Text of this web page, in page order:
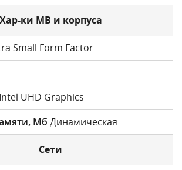
Хар-ки МВ и корпуса
Small Form Factor
Intel UHD Graphics
Динамическая
Сети